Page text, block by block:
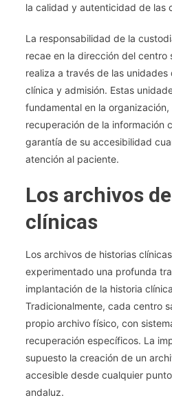
la calidad y autenticidad de las
La responsabilidad de la
recae en la dirección del centro
realiza a través de las
clínica y admisión. Estas
fundamental en la
recuperación de la información
garantía de su accesibilidad
atención al paciente.
Los archivos
clínicas
Los archivos de historias
experimentado una profunda
implantación de la historia
Tradicionalmente, cada centro
propio archivo físico, con
recuperación específicos. La
supuesto la creación de un
accesible desde cualquier
andaluz.